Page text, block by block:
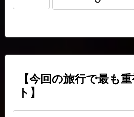
【今回の旅行で最も
ト】